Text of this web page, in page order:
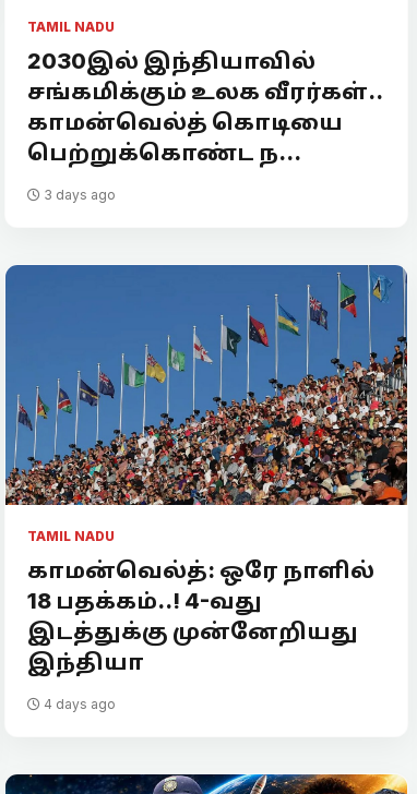
TAMIL NADU
2030இல் இந்தியாவில்
சங்கமிக்கும் உலக வீரர்கள்..
காமன்வெல்த் கொடியை
பெற்றுக்கொண்ட ந...
3 days ago
TAMIL NADU
காமன்வெல்த்: ஒரே நாளில்
18 பதக்கம்..! 4-வது
இடத்துக்கு முன்னேறியது
இந்தியா
4 days ago